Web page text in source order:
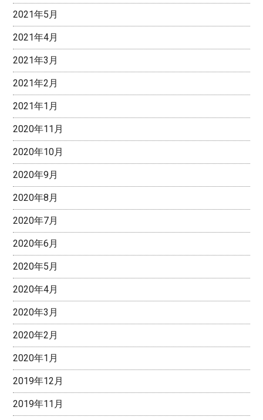
2021年5月
2021年4月
2021年3月
2021年2月
2021年1月
2020年11月
2020年10月
2020年9月
2020年8月
2020年7月
2020年6月
2020年5月
2020年4月
2020年3月
2020年2月
2020年1月
2019年12月
2019年11月